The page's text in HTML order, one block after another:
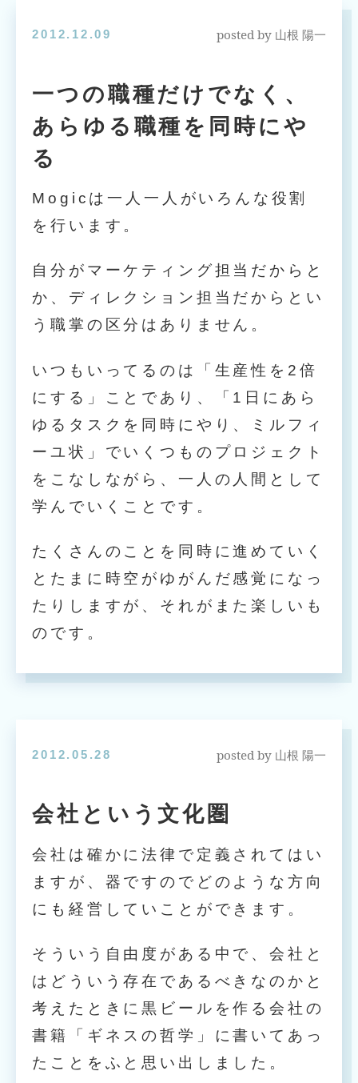
2012.12.09 posted by 山根 陽一
一つの職種だけでなく、
あらゆる職種を同時にや
る
Mogicは一人一人がいろんな役割
を行います。
自分がマーケティング担当だからと
か、ディレクション担当だからとい
う職掌の区分はありません。
いつもいってるのは「生産性を2倍
にする」ことであり、「1日にあら
ゆるタスクを同時にやり、ミルフィ
ーユ状」でいくつものプロジェクト
をこなしながら、一人の人間として
学んでいくことです。
たくさんのことを同時に進めていく
とたまに時空がゆがんだ感覚になっ
たりしますが、それがまた楽しいも
のです。
2012.05.28 posted by 山根 陽一
会社という文化圏
会社は確かに法律で定義されてはい
ますが、器ですのでどのような方向
にも経営していことができます。
そういう自由度がある中で、会社と
はどういう存在であるべきなのかと
考えたときに黒ビールを作る会社の
書籍「ギネスの哲学」に書いてあっ
たことをふと思い出しました。